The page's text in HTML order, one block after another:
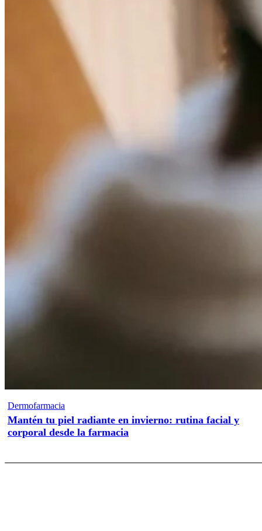
Dermofarmacia
Mantén tu piel radiante en invierno: rutina facial y
corporal desde la farmacia